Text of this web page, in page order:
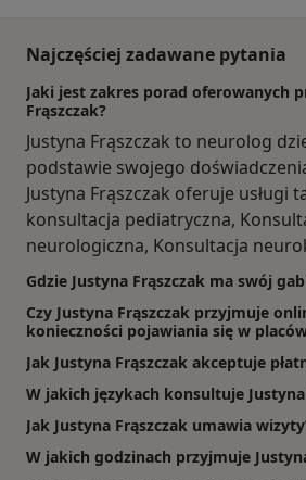
Najczęściej zadawane pytania
Jaki jest zakres porad oferowanych
Frąszczak?
Justyna Frąszczak to neurolog
podstawie swojego
Justyna Frąszczak oferuje usługi
konsultacja pediatryczna,
neurologiczna, Konsultacja
Gdzie Justyna Frąszczak ma swój
Czy Justyna Frąszczak przyjmuje
konieczności pojawiania się w
Jak Justyna Frąszczak akceptuje
W jakich językach konsultuje Justyna
Jak Justyna Frąszczak umawia
W jakich godzinach przyjmuje